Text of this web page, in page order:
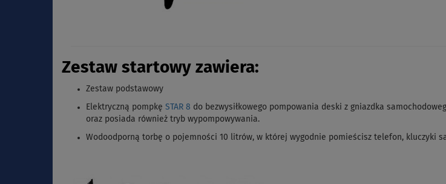
Zestaw startowy zawiera:
Zestaw podstawowy
Elektryczną pompkę STAR 8 do bezwysiłkowego pompowania deski z gniazdka
oraz posiada również tryb wypompowywania.
Wodoodporną torbę o pojemności 10 litrów, w której wygodnie pomieścisz telefon, kluczyki